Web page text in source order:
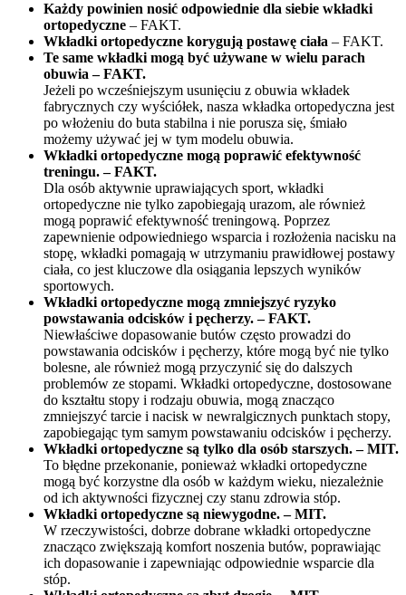
Każdy powinien nosić odpowiednie dla siebie wkładki
ortopedyczne – FAKT.
Wkładki ortopedyczne korygują postawę ciała – FAKT.
Te same wkładki mogą być używane w wielu parach
obuwia – FAKT.
Jeżeli po wcześniejszym usunięciu z obuwia wkładek
fabrycznych czy wyściółek, nasza wkładka ortopedyczna jest
po włożeniu do buta stabilna i nie porusza się, śmiało
możemy używać jej w tym modelu obuwia.
Wkładki ortopedyczne mogą poprawić efektywność
treningu. – FAKT.
Dla osób aktywnie uprawiających sport, wkładki
ortopedyczne nie tylko zapobiegają urazom, ale również
mogą poprawić efektywność treningową. Poprzez
zapewnienie odpowiedniego wsparcia i rozłożenia nacisku na
stopę, wkładki pomagają w utrzymaniu prawidłowej postawy
ciała, co jest kluczowe dla osiągania lepszych wyników
sportowych.
Wkładki ortopedyczne mogą zmniejszyć ryzyko
powstawania odcisków i pęcherzy. – FAKT.
Niewłaściwe dopasowanie butów często prowadzi do
powstawania odcisków i pęcherzy, które mogą być nie tylko
bolesne, ale również mogą przyczynić się do dalszych
problemów ze stopami. Wkładki ortopedyczne, dostosowane
do kształtu stopy i rodzaju obuwia, mogą znacząco
zmniejszyć tarcie i nacisk w newralgicznych punktach stopy,
zapobiegając tym samym powstawaniu odcisków i pęcherzy.
Wkładki ortopedyczne są tylko dla osób starszych. – MIT.
To błędne przekonanie, ponieważ wkładki ortopedyczne
mogą być korzystne dla osób w każdym wieku, niezależnie
od ich aktywności fizycznej czy stanu zdrowia stóp.
Wkładki ortopedyczne są niewygodne. – MIT.
W rzeczywistości, dobrze dobrane wkładki ortopedyczne
znacząco zwiększają komfort noszenia butów, poprawiając
ich dopasowanie i zapewniając odpowiednie wsparcie dla
stóp.